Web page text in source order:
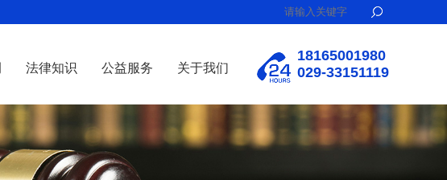
18165001980
029-33151119
法律知识 公益服务 关于我们